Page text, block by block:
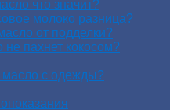
что значит?
молоко разница?
от подделки?
пахнет кокосом?
масло с одежды?